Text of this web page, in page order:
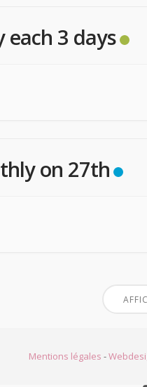
each 3 days
on 27th
Mentions légales -